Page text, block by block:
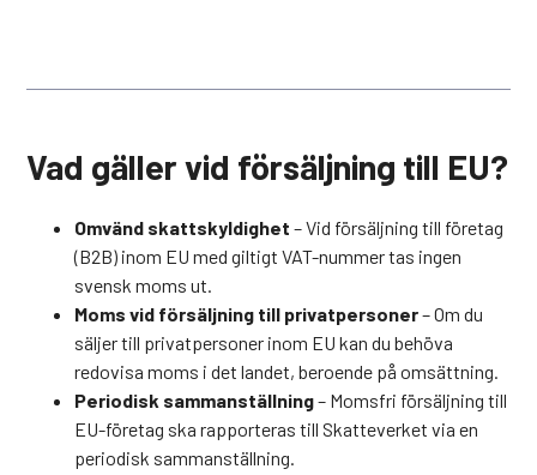
Vad gäller vid försäljning till EU?
Omvänd skattskyldighet – Vid försäljning till företag
(B2B) inom EU med giltigt VAT-nummer tas ingen
svensk moms ut.
Moms vid försäljning till privatpersoner– Om du
säljer till privatpersoner inom EU kan du behöva
redovisa moms i det landet, beroende på omsättning.
Periodisk sammanställning– Momsfri försäljning till
EU-företag ska rapporteras till Skatteverket via en
periodisk sammanställning.